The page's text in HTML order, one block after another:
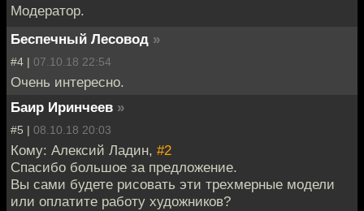
Модератор.
Беспечный Лесовод »
#4 | 07.10.18 22:54
Очень интересно.
Баир Иринчеев »
#5 | 08.10.18 20:03
Кому: Алексий Ладин, #2
Спасибо большое за предложение.
Вы сами будете рисовать эти трехмерные модели
или оплатите работу художников?